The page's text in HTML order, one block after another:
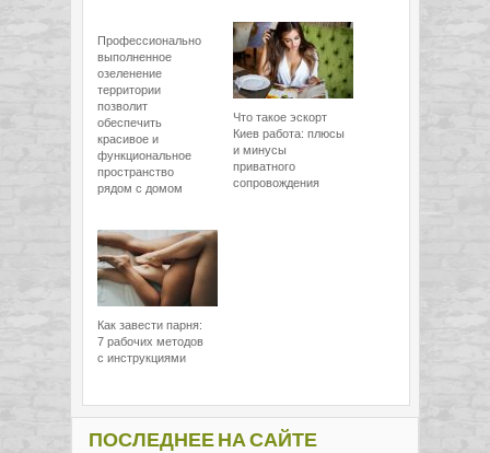
Профессионально
выполненное
озеленение
территории
позволит
обеспечить
красивое и
функциональное
пространство
рядом с домом
Что такое эскорт
Киев работа: плюсы
и минусы
приватного
сопровождения
Как завести парня:
7 рабочих методов
с инструкциями
ПОСЛЕДНЕЕ НА САЙТЕ